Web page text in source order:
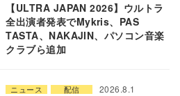
【ULTRA JAPAN 2026】ウルトラ
全出演者発表でMykris、PAS
TASTA、NAKAJIN、パソコン音楽
クラブら追加
ニュース 配信 2026.8.1